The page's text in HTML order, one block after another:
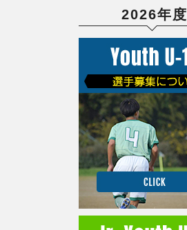
2026年度